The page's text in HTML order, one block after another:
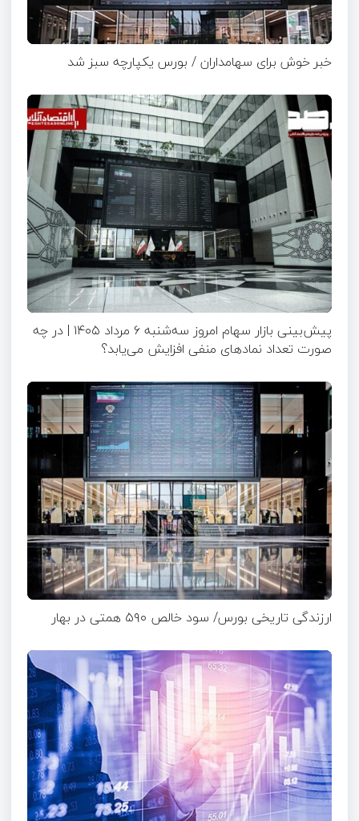
خبر خوش برای سهامداران / بورس یکپارچه سبز شد
پیش‌بینی بازار سهام امروز سه‌شنبه ۶ مرداد ۱۴۰۵ | در چه
صورت تعداد نماد‌های منفی افزایش می‌یابد؟
ارزندگی تاریخی بورس/ سود خالص ۵۹۰ همتی در بهار